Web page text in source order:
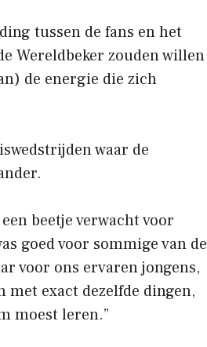
tussen de fans en het
Wereldbeker zouden willen
de energie die zich
waar de
beetje verwacht voor
goed voor sommige van de
voor ons ervaren jongens,
met exact dezelfde dingen,
moest leren.”